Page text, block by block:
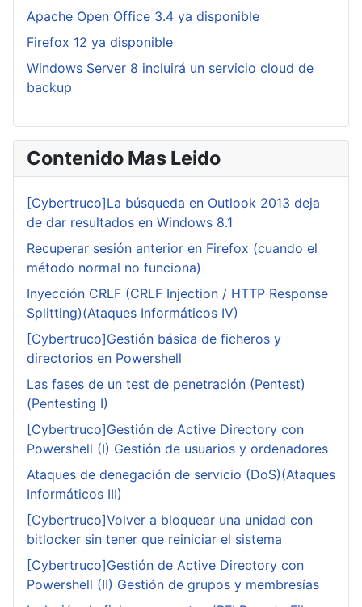
Apache Open Office 3.4 ya disponible
Firefox 12 ya disponible
Windows Server 8 incluirá un servicio cloud de
backup
Contenido Mas Leido
[Cybertruco]La búsqueda en Outlook 2013 deja
de dar resultados en Windows 8.1
Recuperar sesión anterior en Firefox (cuando el
método normal no funciona)
Inyección CRLF (CRLF Injection / HTTP Response
Splitting)(Ataques Informáticos IV)
[Cybertruco]Gestión básica de ficheros y
directorios en Powershell
Las fases de un test de penetración (Pentest)
(Pentesting I)
[Cybertruco]Gestión de Active Directory con
Powershell (I) Gestión de usuarios y ordenadores
Ataques de denegación de servicio (DoS)(Ataques
Informáticos III)
[Cybertruco]Volver a bloquear una unidad con
bitlocker sin tener que reiniciar el sistema
[Cybertruco]Gestión de Active Directory con
Powershell (II) Gestión de grupos y membresías